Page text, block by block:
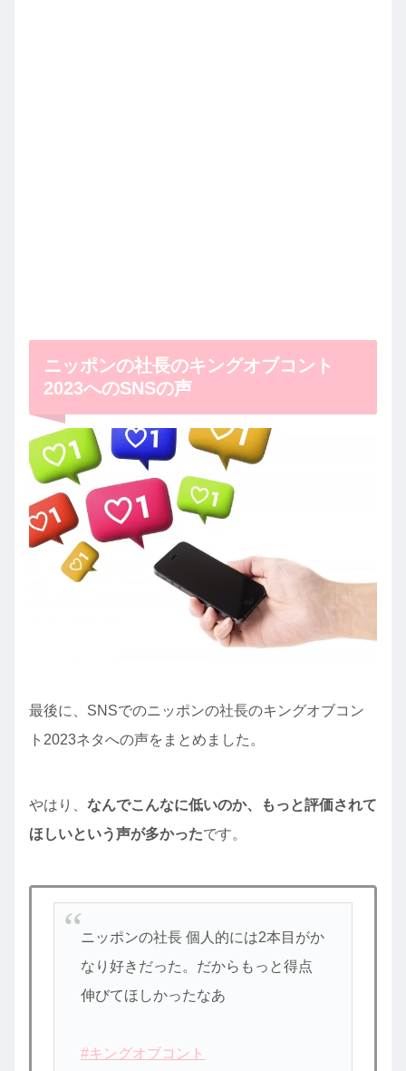
ニッポンの社長のキングオブコント
2023へのSNSの声
最後に、SNSでのニッポンの社長のキングオブコン
ト2023ネタへの声をまとめました。
やはり、 なんでこんなに低いのか、もっと評価されて
ほしいという声が多かったです。
ニッポンの社長 個人的には2本目がか
なり好きだった。だからもっと得点
伸びてほしかったなあ
#キングオブコント